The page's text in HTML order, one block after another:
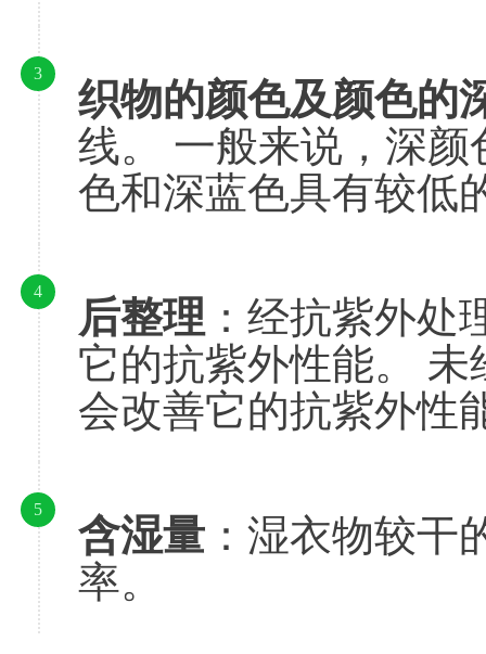
3
织物的颜色及颜色的
线。 一般来说，深
色和深蓝色具有较低
4
后整理 ：经抗紫外处
它的抗紫外性能。
会改善它的抗紫外性
5
含湿量 ：湿衣物较干
率。